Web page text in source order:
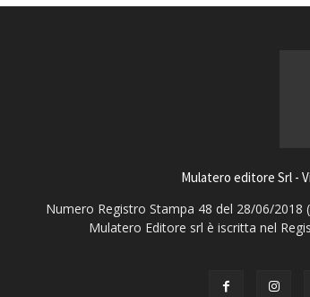
Mulatero editore Srl -
Numero Registro Stampa 48 del 28/06/
Mulatero Editore srl è iscritta nel